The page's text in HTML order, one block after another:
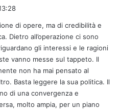
e
t
t
o
:
di opere, ma di credibilità e
Dietro all’operazione ci sono
gli interessi e le ragioni
vanno messe sul tappeto. Il
non ha mai pensato al
Basta leggere la sua politica. Il
di una convergenza e
molto ampia, per un piano